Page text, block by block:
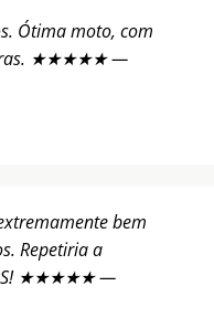
Ótima moto, com
★★★★★ —
bem
Repetiria a
★★★★★ —